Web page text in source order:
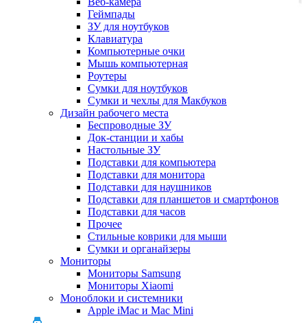
Геймпады
ЗУ для ноутбуков
Клавиатура
Компьютерные очки
Мышь компьютерная
Роутеры
Сумки для ноутбуков
Сумки и чехлы для Макбуков
Дизайн рабочего места
Беспроводные ЗУ
Док-станции и хабы
Настольные ЗУ
Подставки для компьютера
Подставки для монитора
Подставки для наушников
Подставки для планшетов и смартфонов
Подставки для часов
Прочее
Стильные коврики для мыши
Сумки и органайзеры
Мониторы
Мониторы Samsung
Мониторы Xiaomi
Моноблоки и системники
Apple iMac и Mac Mini